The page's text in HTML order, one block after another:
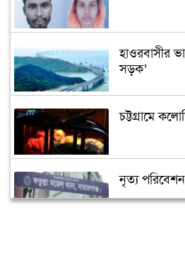
হাওরবাসীর
সড়ক’
চট্টগ্রামে
নৃত্য